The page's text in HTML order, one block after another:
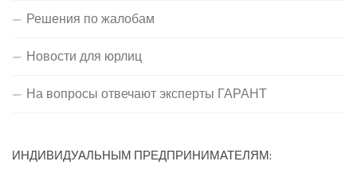
Решения по жалобам
Новости для юрлиц
На вопросы отвечают эксперты ГАРАНТ
ИНДИВИДУАЛЬНЫМ ПРЕДПРИНИМАТЕЛЯМ: